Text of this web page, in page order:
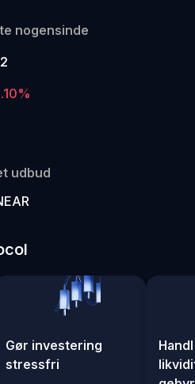
nogensinde
udbud
Gør investering
stressfri